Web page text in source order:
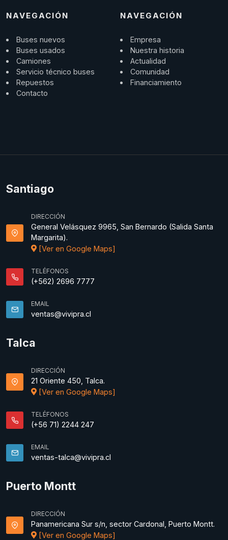
NAVEGACIÓN
Buses nuevos
Buses usados
Camiones
Servicio técnico buses
Repuestos
Contacto
NAVEGACIÓN
Empresa
Nuestra historia
Actualidad
Comunidad
Financiamiento
Santiago
DIRECCIÓN
General Velásquez 9965, San Bernardo (Salida Santa
Margarita).
[Ver en Google Maps]
TELÉFONOS
(+562) 2696 7777
EMAIL
ventas@vivipra.cl
Talca
DIRECCIÓN
21 Oriente 450, Talca.
[Ver en Google Maps]
TELÉFONOS
(+56 71) 2244 247
EMAIL
ventas-talca@vivipra.cl
Puerto Montt
DIRECCIÓN
Panamericana Sur s/n, sector Cardonal, Puerto Montt.
[Ver en Google Maps]